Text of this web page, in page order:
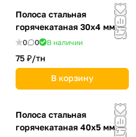
Полоса стальная
горячекатаная 30х4 мм
0 0 В наличии
75 ₽/тн
В корзину
Полоса стальная
горячекатаная 40х5 мм